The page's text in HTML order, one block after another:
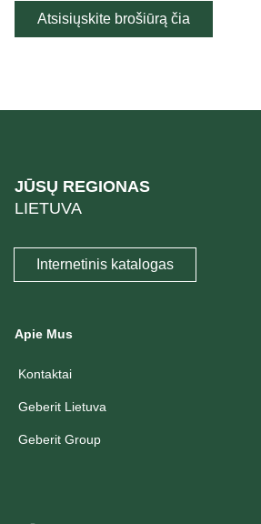
Atsisiųskite brošiūrą čia
JŪSŲ REGIONAS
LIETUVA
Internetinis katalogas
Apie Mus
Kontaktai
Geberit Lietuva
Geberit Group